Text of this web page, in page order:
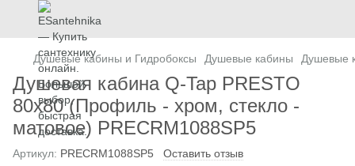
Душевые кабины и Гидробоксы Душевые кабины Душевые
Душевая кабина Q-Tap PRESTO
80х80 (Профиль - хром, стекло -
матовое) PRECRM1088SP5
Артикул: PRECRM1088SP5 Оставить отзыв